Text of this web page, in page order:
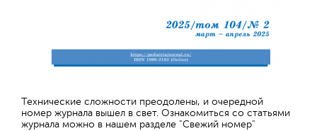
Технические сложности преодолены, и очередной
номер журнала вышел в свет. Ознакомиться со статьями
журнала можно в нашем разделе "Свежий номер"